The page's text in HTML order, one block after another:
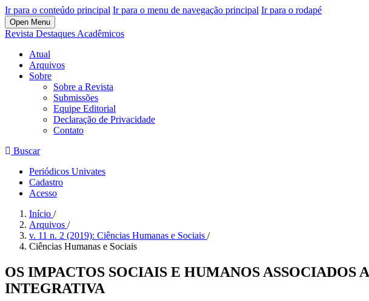
Ir para o conteúdo principal Ir para o menu de navegação principal Ir para o rodapé
Open Menu
Revista Destaques Acadêmicos
Atual
Arquivos
Sobre
Sobre a Revista
Submissões
Equipe Editorial
Declaração de Privacidade
Contato
Buscar
Periódicos Univates
Cadastro
Acesso
Início /
Arquivos /
v. 11 n. 2 (2019): Ciências Humanas e Sociais /
Ciências Humanas e Sociais
OS IMPACTOS SOCIAIS E HUMANOS
INTEGRATIVA